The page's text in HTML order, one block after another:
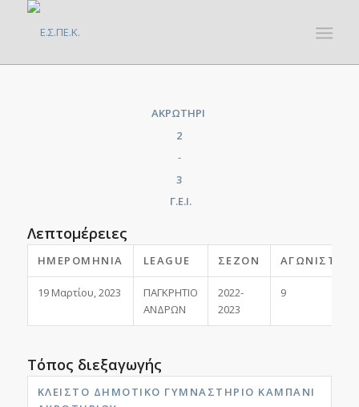
ΑΚΡΩΤΗΡΙ
2
-
3
Γ.Ε.Ι.
Λεπτομέρειες
ΗΜΕΡΟΜΗΝΊΑ LEAGUE ΣΕΖΌΝ ΑΓΩΝΙΣΤΙΚΉ
19 Μαρτίου, 2023
ΠΑΓΚΡΗΤΙΟ
ΑΝΔΡΩΝ
2022-
2023
9
Τόπος διεξαγωγής
ΚΛΕΙΣΤΌ ΔΗΜΟΤΙΚΌ ΓΥΜΝΑΣΤΉΡΙΟ ΚΑΜΠΆΝΙ